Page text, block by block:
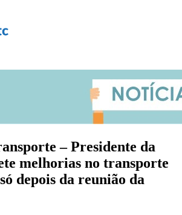
– Presidente da
melhorias no transporte
depois da reunião da